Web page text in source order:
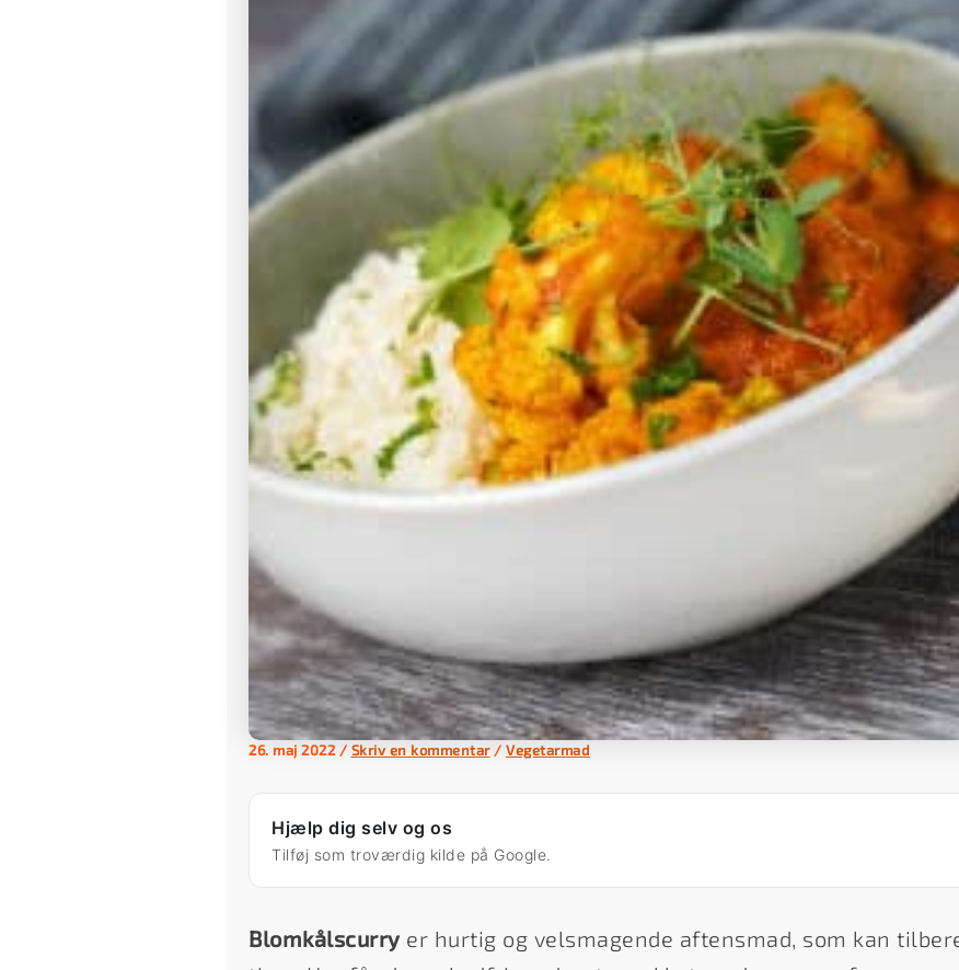
26. maj 2022/ Skriv en kommentar / Vegetarmad
Hjælp dig selv og os
Tilføj som troværdig kilde på Google.
Blomkålscurryer hurtig og velsmagende aftensmad, som kan